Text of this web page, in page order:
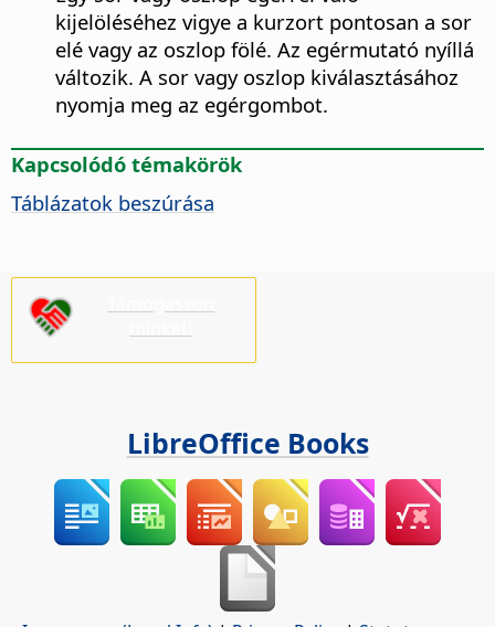
kijelöléséhez vigye a kurzort pontosan a sor
elé vagy az oszlop fölé. Az egérmutató nyíllá
változik. A sor vagy oszlop kiválasztásához
nyomja meg az egérgombot.
Kapcsolódó témakörök
Táblázatok beszúrása
LibreOffice Books